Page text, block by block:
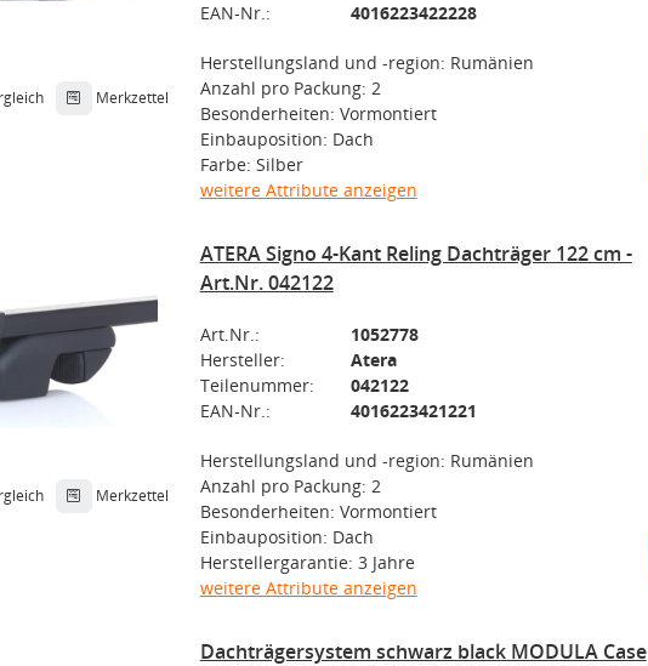
Merkzettel
EAN-Nr.:
4016223422228
Herstellungsland und -region: Rumänien
Anzahl pro Packung: 2
Besonderheiten: Vormontiert
Einbauposition: Dach
Farbe: Silber
weitere Attribute anzeigen
Merkzettel
ATERA Signo 4-Kant Reling Dachträger 122 cm -
Art.Nr. 042122
Art.Nr.:
1052778
Hersteller:
Atera
Teilenummer:
042122
EAN-Nr.:
4016223421221
Herstellungsland und -region: Rumänien
Anzahl pro Packung: 2
Besonderheiten: Vormontiert
Einbauposition: Dach
Herstellergarantie: 3 Jahre
weitere Attribute anzeigen
Dachträgersystem schwarz black MODULA Case